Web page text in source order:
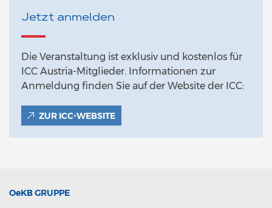
Jetzt anmelden
Die Veranstaltung ist exklusiv und kostenlos für
ICC Austria-Mitglieder. Informationen zur
Anmeldung finden Sie auf der Website der ICC:
ZUR ICC-WEBSITE
OeKBGRUPPE